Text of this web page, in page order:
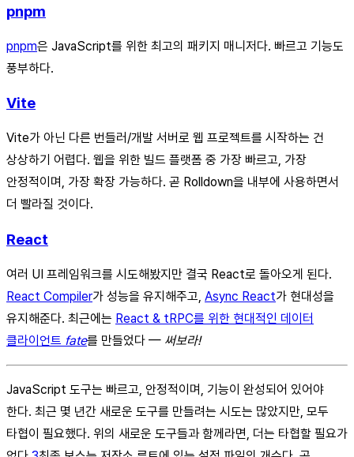
pnpm
pnpm은 JavaScript를 위한 최고의 패키지 매니저다. 빠르고 기능도
풍부하다.
Vite
Vite가 아닌 다른 번들러/개발 서버로 웹 프로젝트를 시작하는 건
상상하기 어렵다. 웹을 위한 빌드 플랫폼 중 가장 빠르고, 가장
안정적이며, 가장 확장 가능하다. 곧 Rolldown을 내부에 사용하면서
더 빨라질 것이다.
React
여러 UI 프레임워크를 시도해봤지만 결국 React로 돌아오게 된다.
React Compiler가 성능을 유지해주고, Async React가 현대성을
유지해준다. 최근에는 React & tRPC를 위한 현대적인 데이터
클라이언트 fate를 만들었다 — 써보라!
JavaScript 도구는 빠르고, 안정적이며, 기능이 완성되어 있어야
한다. 최근 몇 년간 새로운 도구를 만들려는 시도는 많았지만, 모두
타협이 필요했다. 위의 새로운 도구들과 함께라면, 더는 타협할 필요가